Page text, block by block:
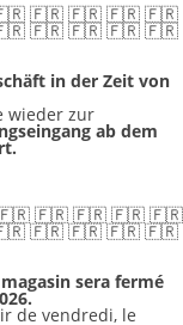
🇫🇷 🇫🇷 🇫🇷 🇫🇷
🇫🇷 🇫🇷 🇫🇷 🇫🇷
in der Zeit von
wieder zur
ab dem
🇫🇷 🇫🇷 🇫🇷 🇫🇷
🇫🇷 🇫🇷 🇫🇷 🇫🇷
sera fermé
de vendredi, le